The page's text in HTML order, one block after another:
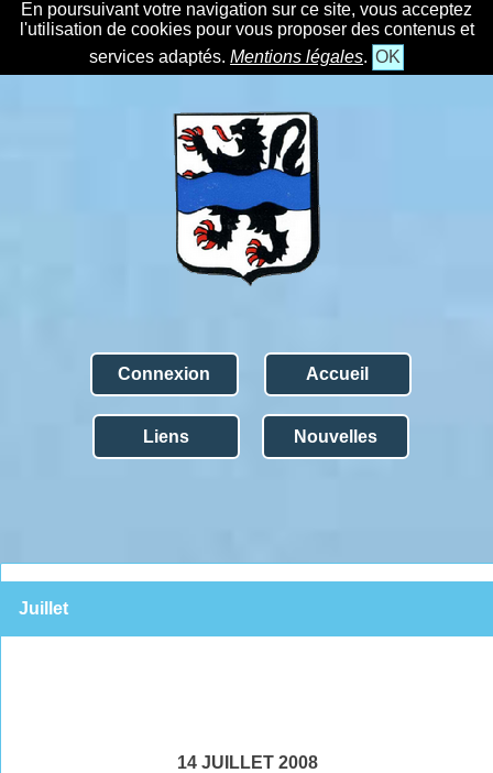
En poursuivant votre navigation sur ce site, vous acceptez
l'utilisation de cookies pour vous proposer des contenus et
services adaptés. Mentions légales. OK
Connexion Accueil
Liens Nouvelles
Juillet
14 JUILLET 2008